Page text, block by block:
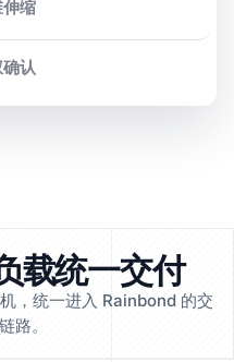
缩
认
载统一交付
，统一进入 Rainbond 的交
路。